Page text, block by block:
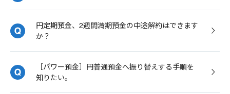
円定期預金、2週間満期預金の中途解約はできます
か？
［パワー預金］円普通預金へ振り替えする手順を
知りたい。